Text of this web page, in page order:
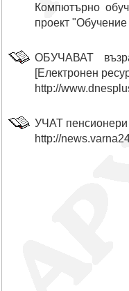
Компютърно
проект
ОБУЧАВАТ
[Електронен
http://
УЧАТ пенсионери
http://